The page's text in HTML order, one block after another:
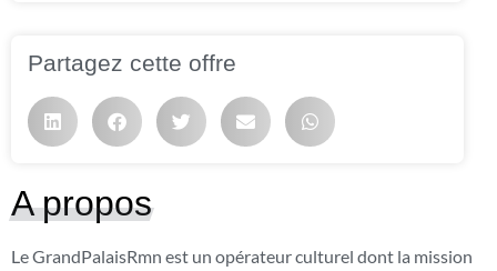
Partagez cette offre
A propos
Le GrandPalaisRmn est un opérateur culturel dont la mission